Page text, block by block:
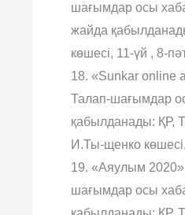
шағымдар осы
жайда
көшесі, 11-үй , 8-
18. «Sunkar online
Талап-шағымдар
қабылданады: ҚР,
И.Ты-щенко
19. «Аяулым
шағымдар осы